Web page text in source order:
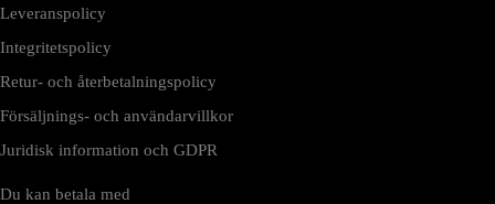
Leveranspolicy
Integritetspolicy
Retur- och återbetalningspolicy
Försäljnings- och användarvillkor
Juridisk information och GDPR
Du kan betala med